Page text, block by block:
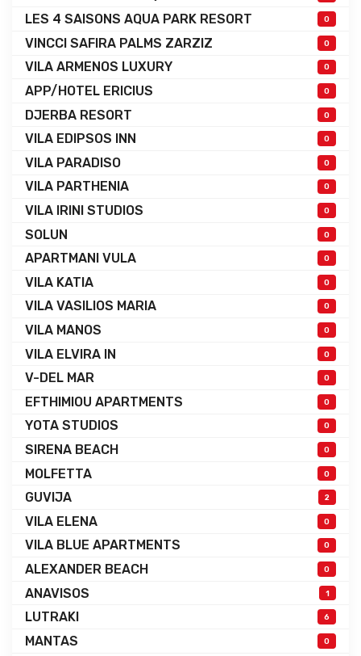
LES 4 SAISONS AQUA PARK RESORT
0
VINCCI SAFIRA PALMS ZARZIZ 0
VILA ARMENOS LUXURY 0
APP/HOTEL ERICIUS 0
DJERBA RESORT 0
VILA EDIPSOS INN 0
VILA PARADISO 0
VILA PARTHENIA 0
VILA IRINI STUDIOS 0
SOLUN 0
APARTMANI VULA 0
VILA KATIA 0
VILA VASILIOS MARIA 0
VILA MANOS 0
VILA ELVIRA IN 0
V-DEL MAR 0
EFTHIMIOU APARTMENTS 0
YOTA STUDIOS 0
SIRENA BEACH 0
MOLFETTA 0
GUVIJA 2
VILA ELENA 0
VILA BLUE APARTMENTS 0
ALEXANDER BEACH 0
ANAVISOS 1
LUTRAKI 6
MANTAS 0